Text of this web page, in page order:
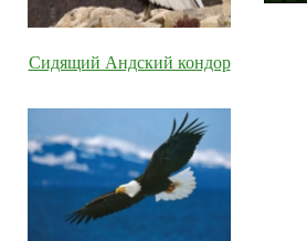
Сидящий Андский кондор